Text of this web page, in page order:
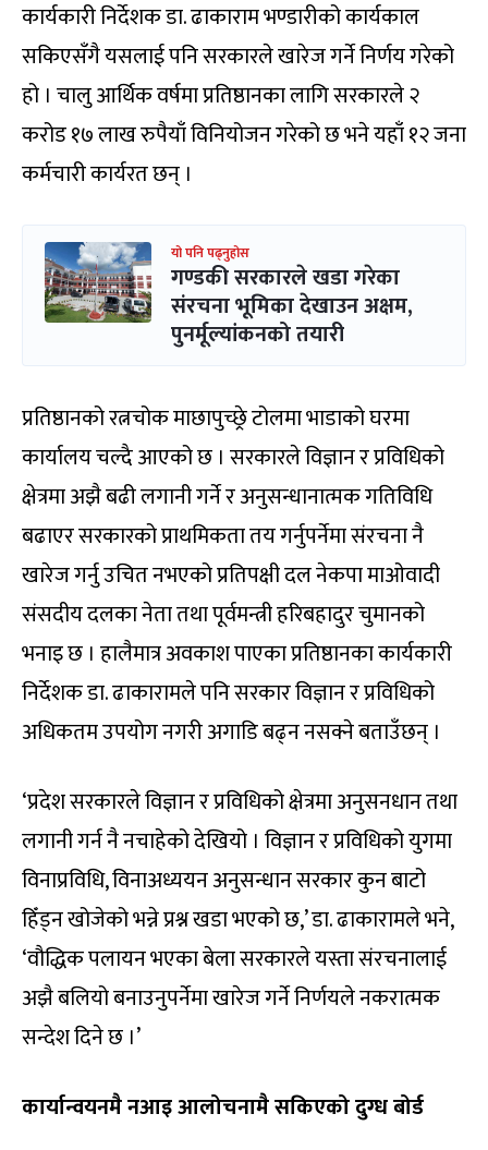
कार्यकारी निर्देशक डा. ढाकाराम भण्डारीको कार्यकाल
सकिएसँगै यसलाई पनि सरकारले खारेज गर्ने निर्णय गरेको
हो । चालु आर्थिक वर्षमा प्रतिष्ठानका लागि सरकारले २
करोड १७ लाख रुपैयाँ विनियोजन गरेको छ भने यहाँ १२ जना
कर्मचारी कार्यरत छन् ।
यो पनि पढ्नुहोस
गण्डकी सरकारले खडा गरेका
संरचना भूमिका देखाउन अक्षम,
पुनर्मूल्यांकनको तयारी
प्रतिष्ठानको रत्नचोक माछापुच्छ्रे टोलमा भाडाको घरमा
कार्यालय चल्दै आएको छ । सरकारले विज्ञान र प्रविधिको
क्षेत्रमा अझै बढी लगानी गर्ने र अनुसन्धानात्मक गतिविधि
बढाएर सरकारको प्राथमिकता तय गर्नुपर्नेमा संरचना नै
खारेज गर्नु उचित नभएको प्रतिपक्षी दल नेकपा माओवादी
संसदीय दलका नेता तथा पूर्वमन्त्री हरिबहादुर चुमानको
भनाइ छ । हालैमात्र अवकाश पाएका प्रतिष्ठानका कार्यकारी
निर्देशक डा. ढाकारामले पनि सरकार विज्ञान र प्रविधिको
अधिकतम उपयोग नगरी अगाडि बढ्न नसक्ने बताउँछन् ।
‘प्रदेश सरकारले विज्ञान र प्रविधिको क्षेत्रमा अनुसनधान तथा
लगानी गर्न नै नचाहेको देखियो । विज्ञान र प्रविधिको युगमा
विनाप्रविधि, विनाअध्ययन अनुसन्धान सरकार कुन बाटो
हिँड्न खोजेको भन्ने प्रश्न खडा भएको छ,’ डा. ढाकारामले भने,
‘वौद्धिक पलायन भएका बेला सरकारले यस्ता संरचनालाई
अझै बलियो बनाउनुपर्नेमा खारेज गर्ने निर्णयले नकरात्मक
सन्देश दिने छ ।’
कार्यान्वयनमै नआइ आलोचनामै सकिएको दुग्ध बोर्ड